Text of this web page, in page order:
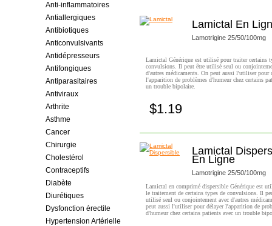
Anti-inflammatoires
Antiallergiques
Antibiotiques
Anticonvulsivants
Antidépresseurs
Antifongiques
Antiparasitaires
Antiviraux
Arthrite
Asthme
Cancer
Chirurgie
Cholestérol
Contraceptifs
Diabète
Diurétiques
Dysfonction érectile
Hypertension Artérielle
Lamictal En
Lamotrigine 25/50/100mg
Lamictal Générique est utilisé pour traiter certains
convulsions. Il peut être utilisé seul ou
d'autres médicaments. On peut aussi l'utiliser pour
l'apparition de problèmes d'humeur chez certains
un trouble bipolaire.
$1.19
Lamictal
En Ligne
Lamotrigine 25/50/100mg
Lamictal en comprimé dispersible Générique est
le traitement de certains types de convulsions. Il
utilisé seul ou conjointement avec d'autres
peut aussi l'utiliser pour délayer l'apparition de
d'humeur chez certains patients avec un trouble